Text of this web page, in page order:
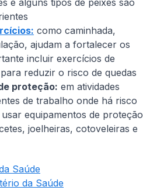
como caminhada,
ajudam a fortalecer os
incluir exercícios de
reduzir o risco de quedas
proteção: em atividades
de trabalho onde há risco
equipamentos de proteção
joelheiras, cotoveleiras e
Saúde
da Saúde